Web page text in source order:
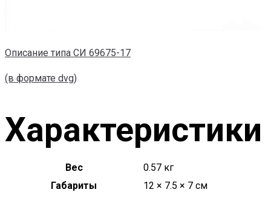
Описание типа СИ 69675-17
(в формате dvg)
Характеристики
Вес
0.57 кг
Габариты
12 × 7.5 × 7 см